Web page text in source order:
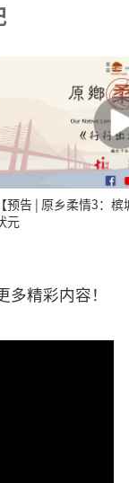
【预告 | 原乡柔情3：
元
多精彩内容！